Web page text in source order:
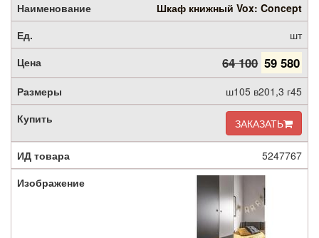
Шкаф книжный Vox: Concept
шт
64 100 59 580
ш105 в201,3 г45
ЗАКАЗАТЬ
5247767